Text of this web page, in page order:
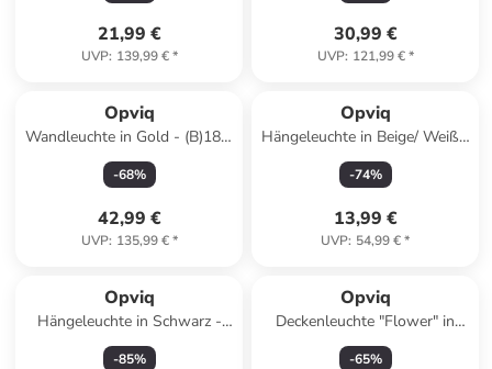
21,99 €
UVP: 139,99 €*
30,99 €
UVP: 121,99 €*
Opviq
Wandleuchte in Gold - (B)18 x
(H)40 cm
-68%
42,99 €
UVP: 135,99 €*
Opviq
Hängeleuchte in Beige/ Weiß -
(H)70 x Ø 30 cm
-74%
13,99 €
UVP: 54,99 €*
Opviq
Hängeleuchte in Schwarz -
(H)116 x Ø 21 cm
-85%
Opviq
Deckenleuchte "Flower" in
Weiß - (B)64 x (T)64 cm
-65%